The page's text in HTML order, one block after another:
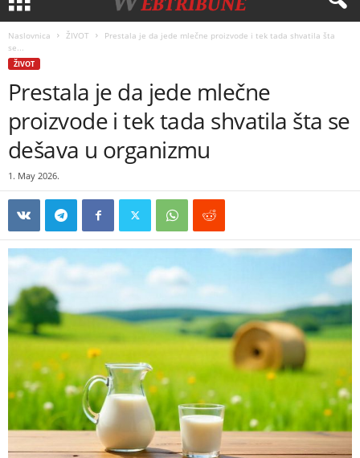
Naslovnica ŽIVOT
Prestala je da jede mlečne proizvode i tek tada shvatila šta
se...
ŽIVOT
Prestala je da jede mlečne
proizvode i tek tada shvatila šta se
dešava u organizmu
1. May 2026.